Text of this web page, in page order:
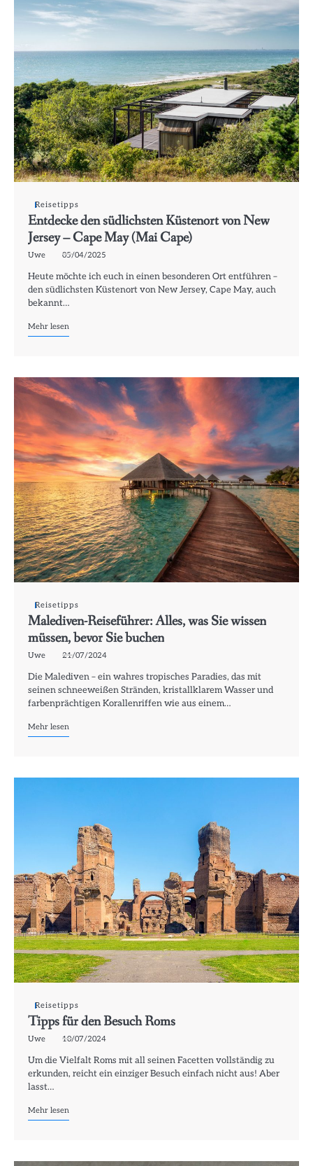
Reisetipps
Entdecke den südlichsten Küstenort von New
Jersey – Cape May (Mai Cape)
Uwe 05/04/2025
Heute möchte ich euch in einen besonderen Ort entführen –
den südlichsten Küstenort von New Jersey, Cape May, auch
bekannt…
Mehr lesen
Reisetipps
Malediven-Reiseführer: Alles, was Sie wissen
müssen, bevor Sie buchen
Uwe 21/07/2024
Die Malediven – ein wahres tropisches Paradies, das mit
seinen schneeweißen Stränden, kristallklarem Wasser und
farbenprächtigen Korallenriffen wie aus einem…
Mehr lesen
Reisetipps
Tipps für den Besuch Roms
Uwe 10/07/2024
Um die Vielfalt Roms mit all seinen Facetten vollständig zu
erkunden, reicht ein einziger Besuch einfach nicht aus! Aber
lasst…
Mehr lesen